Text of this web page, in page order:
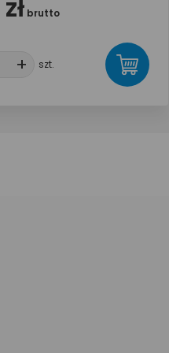
brutto
+ +
szt.